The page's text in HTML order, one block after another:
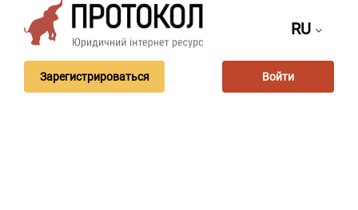
RU
Зарегистрироваться Войти